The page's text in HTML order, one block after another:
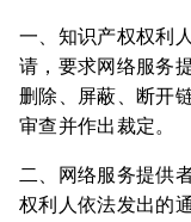
一、知识产权权利
请，要求网络服务
删除、屏蔽、断开
审查并作出裁定。
二、网络服务提供
权利人依法发出的